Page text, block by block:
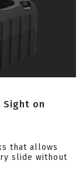
Sight on
that allows
slide without